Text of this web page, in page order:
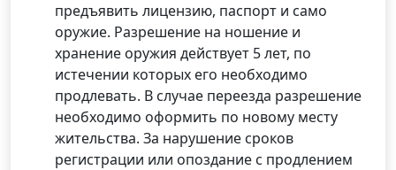
предъявить лицензию, паспорт и само
оружие. Разрешение на ношение и
хранение оружия действует 5 лет, по
истечении которых его необходимо
продлевать. В случае переезда разрешение
необходимо оформить по новому месту
жительства. За нарушение сроков
регистрации или опоздание с продлением